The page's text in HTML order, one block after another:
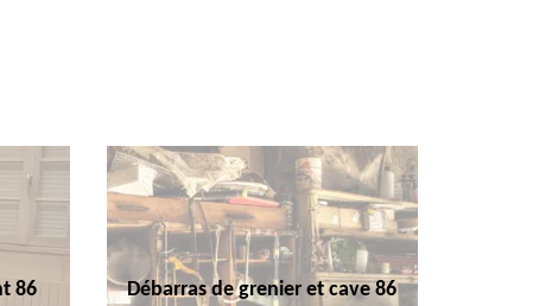
86 Débarras de grenier et cave 86